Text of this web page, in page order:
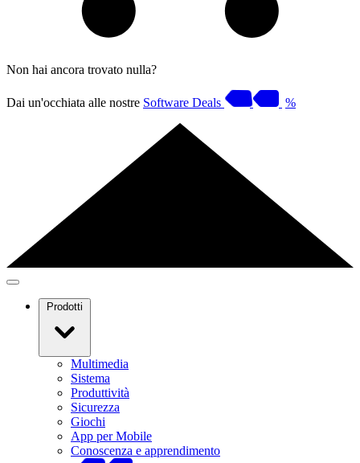
Non hai ancora trovato nulla?
Dai un'occhiata alle nostre Software Deals %
Prodotti
Multimedia
Sistema
Produttività
Sicurezza
Giochi
App per Mobile
Conoscenza e apprendimento